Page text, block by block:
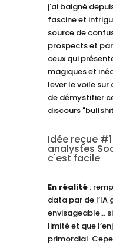
j'ai baigné
fascine et
source de
prospects et
ceux qui
magiques et
lever le voile sur
de démystifier
discours
Idée reçue
analystes
c'est facile
En réalité:
data par de
envisageable…
limité et que
primordial.